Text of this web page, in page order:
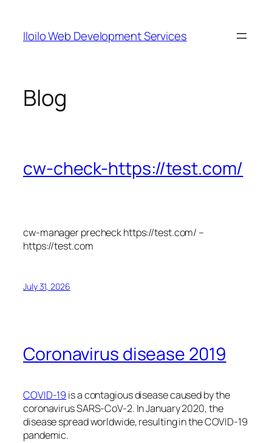
content
Iloilo Web Development Services
Blog
cw-check-https://test.com/
cw-manager precheck https://test.com/ –
https://test.com
July 31, 2026
Coronavirus disease 2019
COVID-19 is a contagious disease caused by the
coronavirus SARS-CoV-2. In January 2020, the
disease spread worldwide, resulting in the COVID-19
pandemic.